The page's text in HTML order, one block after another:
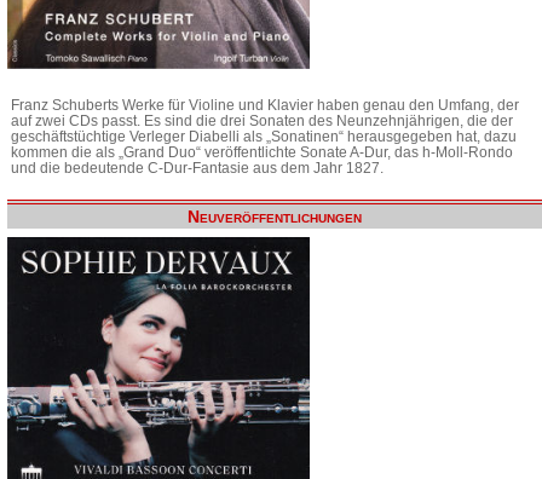
Franz Schuberts Werke für Violine und Klavier haben genau den Umfang, der
auf zwei CDs passt. Es sind die drei Sonaten des Neunzehnjährigen, die der
geschäftstüchtige Verleger Diabelli als „Sonatinen“ herausgegeben hat, dazu
kommen die als „Grand Duo“ veröffentlichte Sonate A-Dur, das h-Moll-Rondo
und die bedeutende C-Dur-Fantasie aus dem Jahr 1827.
Neuveröffentlichungen